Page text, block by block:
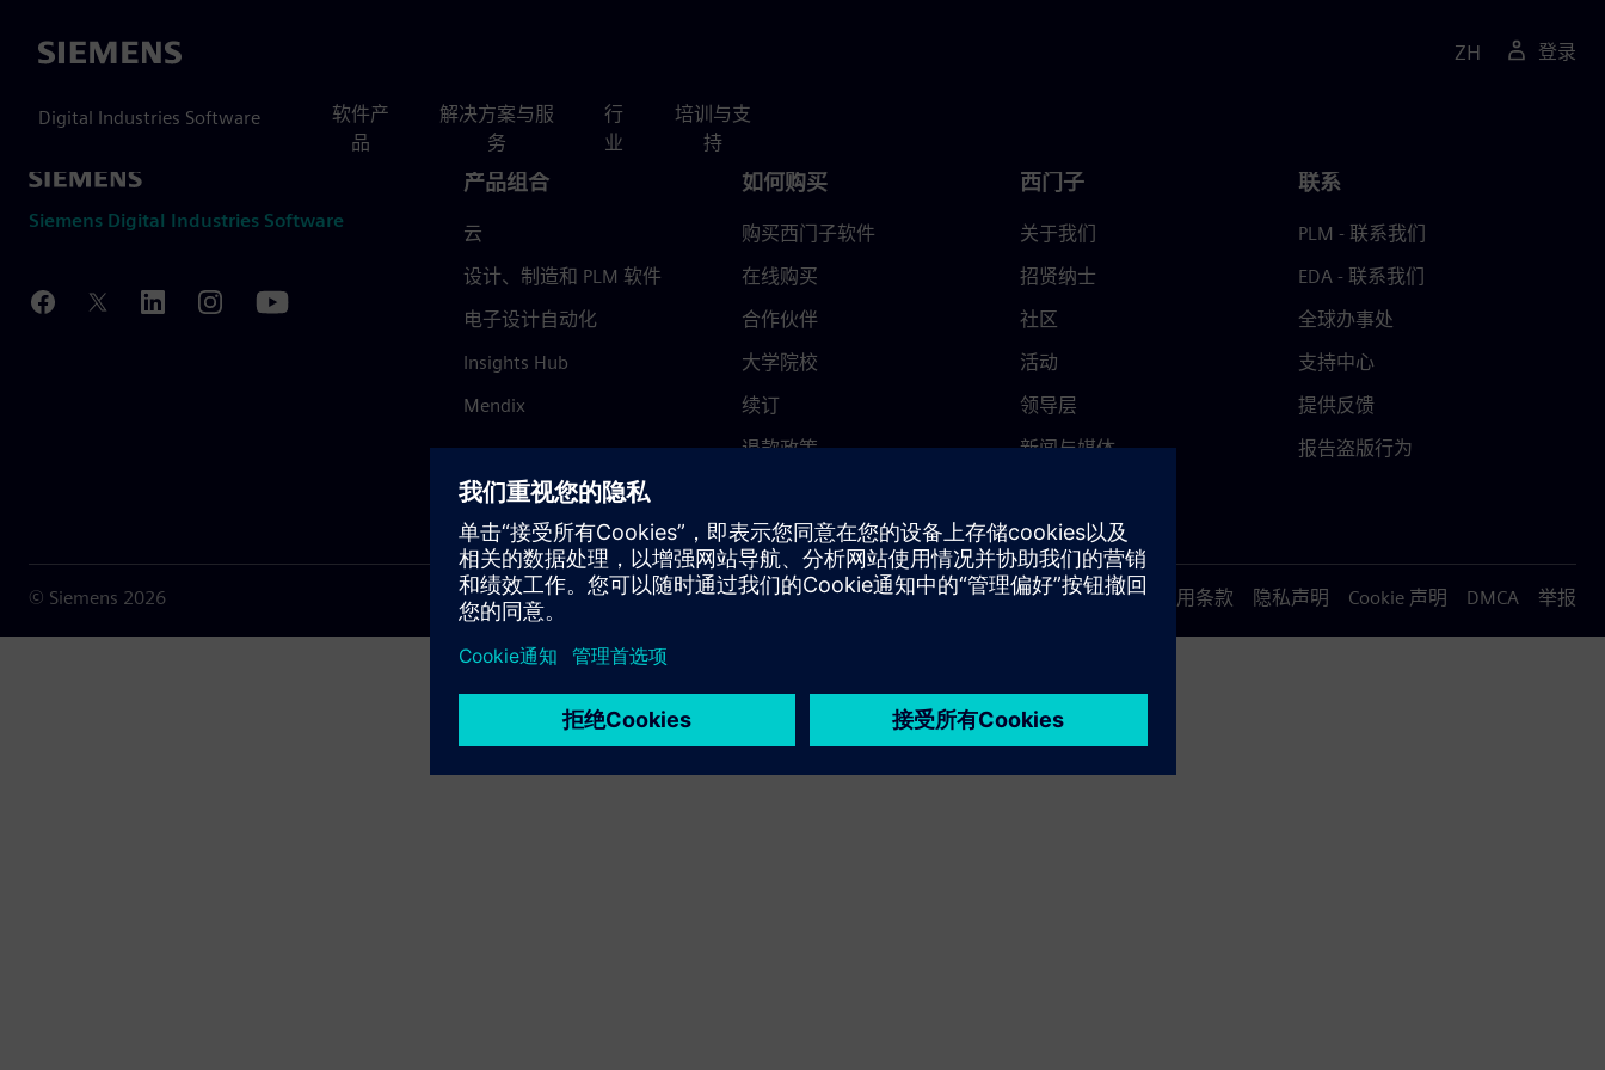
Siemens
Digital Industries Software
软件产
品
解决方案与服
务
行
业
培训与支
持
ZH 登录
Siemens Digital Industries Software
产品组合
云
设计、制造和 PLM 软件
电子设计自动化
Insights Hub
Mendix
如何购买
购买西门子软件
在线购买
合作伙伴
大学院校
续订
退款政策
西门子
关于我们
招贤纳士
社区
活动
领导层
新闻与媒体
联系
PLM - 联系我们
EDA - 联系我们
全球办事处
支持中心
提供反馈
报告盗版行为
© Siemens 2026 使用条款 隐私声明 Cookie 声明 DMCA 举报